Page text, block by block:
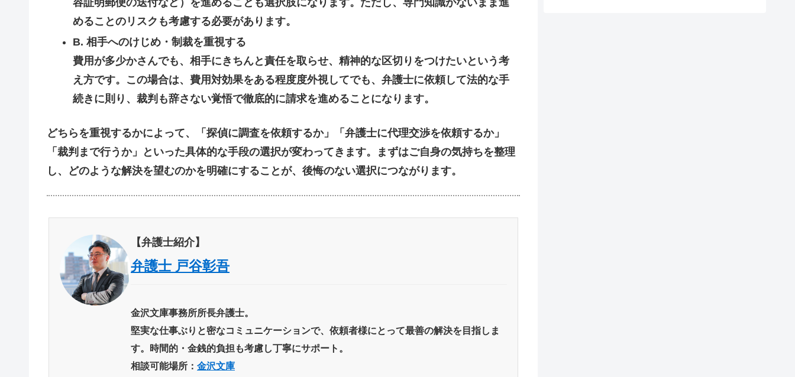
めることのリスクも考慮する必要があります。
B. 相手へのけじめ・制裁を重視する
費用が多少かさんでも、相手にきちんと責任を取らせ、精神的な区切りをつけたいという考
え方です。この場合は、費用対効果をある程度度外視してでも、弁護士に依頼して法的な手
続きに則り、裁判も辞さない覚悟で徹底的に請求を進めることになります。
どちらを重視するかによって、「探偵に調査を依頼するか」「弁護士に代理交渉を依頼するか」
「裁判まで行うか」といった具体的な手段の選択が変わってきます。まずはご自身の気持ちを整理
し、どのような解決を望むのかを明確にすることが、後悔のない選択につながります。
【弁護士紹介】
弁護士 戸谷彰吾
金沢文庫事務所所長弁護士。
堅実な仕事ぶりと密なコミュニケーションで、依頼者様にとって最善の解決を目指しま
す。時間的・金銭的負担も考慮し丁寧にサポート。
相談可能場所： 金沢文庫